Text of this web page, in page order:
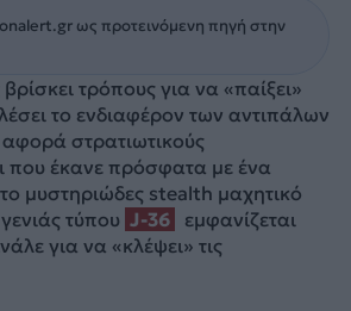
ως προτεινόμενη πηγή στην
τρόπους για να «παίξει»
το ενδιαφέρον των αντιπάλων
αφορά στρατιωτικούς
που έκανε πρόσφατα με ένα
μυστηριώδες stealth μαχητικό
τύπου J-36
εμφανίζεται
για να «κλέψει» τις